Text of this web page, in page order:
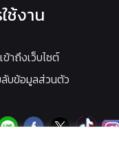
ช้งาน
าถึงเว็บไซต์
บข้อมูลส่วนตัว